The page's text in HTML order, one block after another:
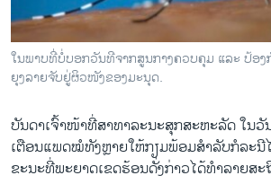
ວີດີໂອ
ສຽງ
ລາຍການກະຈາຍສຽງ
ພາສາຕ່າງໆ
ໃນ​ພາບ​ທີ່ບໍ່​ບອກວັນ​ທີຈາກ​ສູນ​ກາງ​ຄວບ​ຄຸມ ແລະ ປ້ອງ​
ຍຸງ​ລາຍ​ຈັບ​ຢູ່​ຜິວ​ໜັງ​ຂອງ​ມະ​ນຸດ.
ບັນດາເຈົ້າໜ້າທີ່ສາທາລະນະສຸກສະຫະລັດ ໃນວັ
ເຕືອນແພດໝໍທັງຫຼາຍໃຫ້ກຽມພ້ອມສຳລັບກໍລະນີ
ຂະນະທີ່ພະຍາດເຂດຮ້ອນດັ່ງກ່າວໄດ້ທຳລາຍສະ